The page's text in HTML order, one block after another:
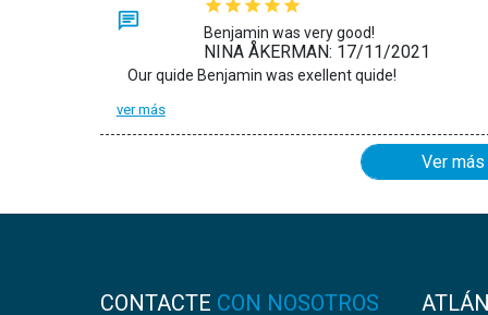
Benjamin was very good!
NINA ÅKERMAN: 17/11/2021
Our quide Benjamin was exellent quide!
ver más
Ver más
CONTACTE CON NOSOTROS